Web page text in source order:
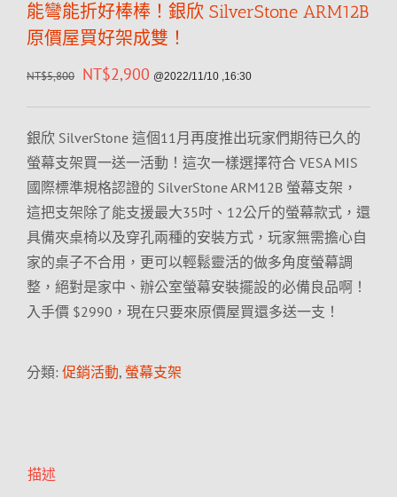
能彎能折好棒棒！銀欣 SilverStone ARM12B
原價屋買好架成雙！
NT$5,800 NT$2,900 @2022/11/10 ,16:30
銀欣 SilverStone 這個11月再度推出玩家們期待已久的
螢幕支架買一送一活動！這次一樣選擇符合 VESA MIS
國際標準規格認證的 SilverStone ARM12B 螢幕支架，
這把支架除了能支援最大35吋、12公斤的螢幕款式，還
具備夾桌椅以及穿孔兩種的安裝方式，玩家無需擔心自
家的桌子不合用，更可以輕鬆靈活的做多角度螢幕調
整，絕對是家中、辦公室螢幕安裝擺設的必備良品啊！
入手價 $2990，現在只要來原價屋買還多送一支！
分類: 促銷活動, 螢幕支架
描述